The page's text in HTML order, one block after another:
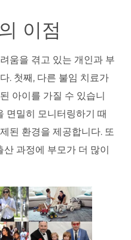
이점
움을 겪고 있는 개인과 부
. 첫째, 다른 불임 치료가
아이를 가질 수 있습니
면밀히 모니터링하기 때
된 환경을 제공합니다. 또
과정에 부모가 더 많이